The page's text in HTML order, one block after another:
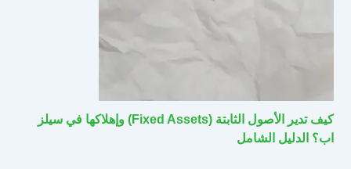
كيف تدير الأصول الثابتة (Fixed Assets) وإهلاكها في سيلز
اب؟ الدليل الشامل